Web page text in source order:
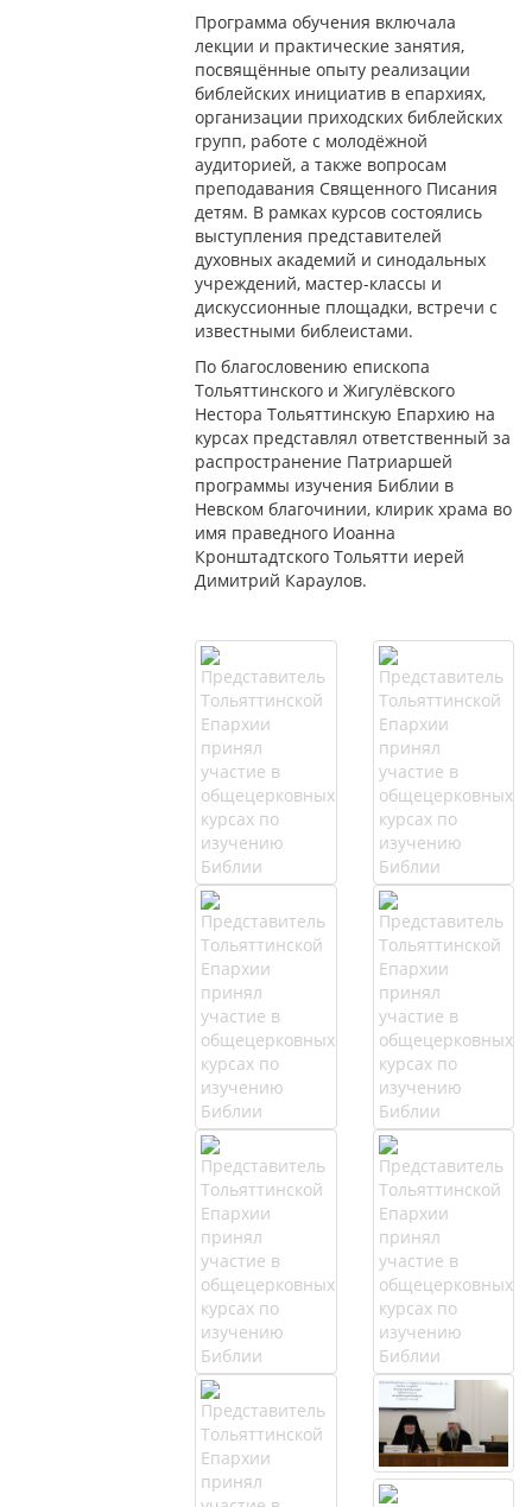
Программа обучения включала
лекции и практические занятия,
посвящённые опыту реализации
библейских инициатив в епархиях,
организации приходских библейских
групп, работе с молодёжной
аудиторией, а также вопросам
преподавания Священного Писания
детям. В рамках курсов состоялись
выступления представителей
духовных академий и синодальных
учреждений, мастер-классы и
дискуссионные площадки, встречи с
известными библеистами.
По благословению епископа
Тольяттинского и Жигулёвского
Нестора Тольяттинскую Епархию на
курсах представлял ответственный за
распространение Патриаршей
программы изучения Библии в
Невском благочинии, клирик храма во
имя праведного Иоанна
Кронштадтского Тольятти иерей
Димитрий Караулов.